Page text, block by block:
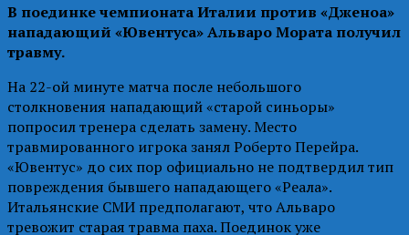
В поединке чемпионата Италии против «Дженоа»
нападающий «Ювентуса» Альваро Мората получил
травму.
На 22-ой минуте матча после небольшого
столкновения нападающий «старой синьоры»
попросил тренера сделать замену. Место
травмированного игрока занял Роберто Перейра.
«Ювентус» до сих пор официально не подтвердил тип
повреждения бывшего нападающего «Реала».
Итальянские СМИ предполагают, что Альваро
тревожит старая травма паха. Поединок уже